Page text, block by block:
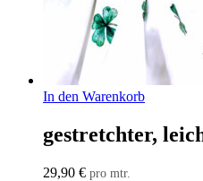
In den Warenkorb
gestretchter,
29,90 € pro mtr.